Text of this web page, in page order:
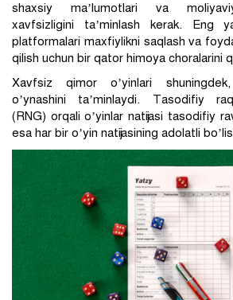
shaxsiy ma’lumotlari va
xavfsizligini ta’minlash kerak. Eng
platformalari maxfiylikni saqlash va
qilish uchun bir qator himoya choralarini
Xavfsiz qimor o’yinlari
o’ynashini ta’minlaydi. Tasodifiy
(RNG) orqali o’yinlar natijasi tasodifiy
esa har bir o’yin natijasining adolatli